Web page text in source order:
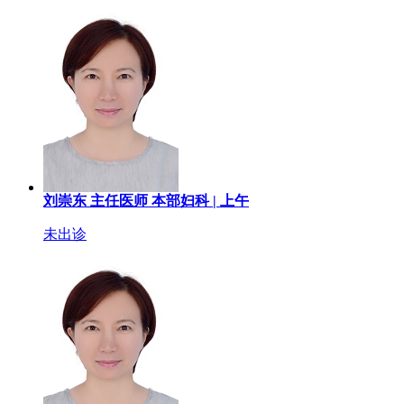
刘崇东 主任医师 本部妇科 | 上午
未出诊